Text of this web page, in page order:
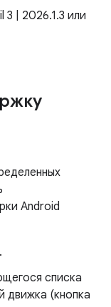
3 | 2026.1.3 или
Android
списка
движка (кнопка